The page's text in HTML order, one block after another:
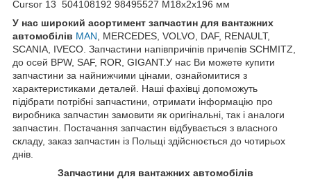
Cursor 13 504108192 98495527 М18х2х196 мм
У нас широкий асортимент запчастин для вантажних
автомобілів MAN , MERCEDES, VOLVO, DAF, RENAULT,
SCANIA, IVECO. Запчастини напівпричіпів причепів SCHMITZ,
до осей BPW, SAF, ROR, GIGANT.У нас Ви можете купити
запчастини за найнижчими цінами, ознайомитися з
характеристиками деталей. Наші фахівці допоможуть
підібрати потрібні запчастини, отримати інформацію про
виробника запчастин замовити як оригінальні, так і аналоги
запчастин. Постачання запчастин відбувається з власного
складу, заказ запчастин із Польщі здійснюється до чотирьох
днів.
Запчастини для вантажних автомобілів